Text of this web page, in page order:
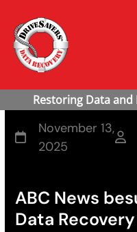
November 13,
2025
ABC News
Data Recovery